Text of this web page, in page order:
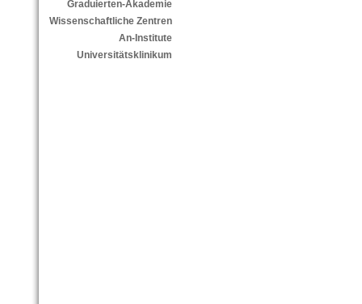
Graduierten-Akademie
Wissenschaftliche Zentren
An-Institute
Universitätsklinikum